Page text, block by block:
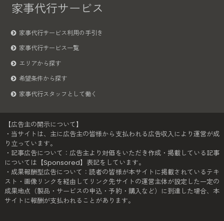
家事代行サービス
家事代行サービス利用の手引き
家事代行サービス一覧
エリアから探す
希望条件から探す
家事代行スタッフとして働く
【広告主の開示について】
・当サイトは、主に広告主の皆様から支払われる広告収入により運営が成
り立っています。
・記事広告について：広告主より対価をいただき作成・掲載している記事
については【Sponsored】表記をしています。
・成果報酬型広告について：読者の皆様が本サイトに掲載されているテキ
スト・画像リンクを経由してリンク先サイトの運営主体が設定した一定の
成果地点（製品・サービスの申込・予約・購入など）に到達した場合、本
サイトに報酬が支払われることがあります。